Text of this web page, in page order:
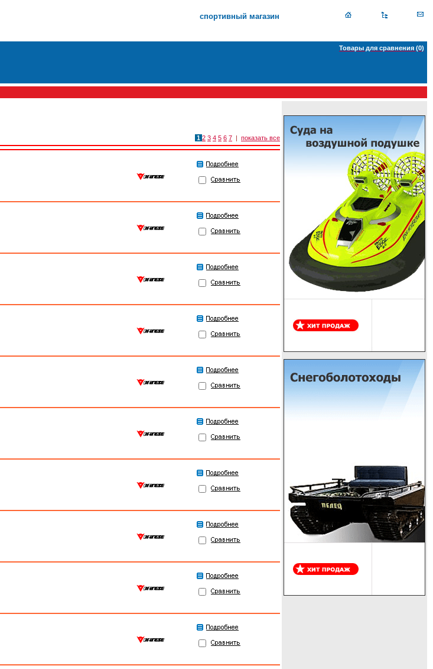
спортивный магазин
Товары для сравнения (0)
1 2 3 4 5 6 7 | показать все